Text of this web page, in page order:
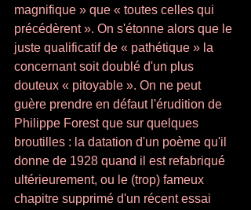
magnifique » que « toutes celles qui
précédèrent ». On s'étonne alors que le
juste qualificatif de « pathé­tique » la
concernant soit doublé d'un plus
douteux « pitoyable ». On ne peut
guère prendre en défaut l'érudition de
Philippe Forest que sur quelques
broutilles : la da­tation d'un poème qu'il
donne de 1928 quand il est refabriqué
ultérieurement, ou le (trop) fameux
chapitre supprimé d'un récent essai